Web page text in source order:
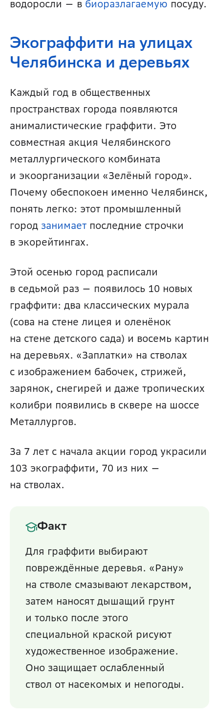
водоросли — в биоразлагаемую
Экограффити на улицах
Челябинска и деревьях
Каждый год в общественных
пространствах города появляются
анималистические граффити. Это
совместная акция Челябинского
металлургического комбината
и экоорганизации «Зелёный город».
Почему обеспокоен именно Челябинск,
понять легко: этот промышленный
город занимает последние строчки
в экорейтингах.
Этой осенью город расписали
в седьмой раз — появилось 10 новых
граффити: два классических мурала
(сова на стене лицея и оленёнок
на стене детского сада) и восемь картин
на деревьях. «Заплатки» на стволах
с изображением бабочек, стрижей,
зарянок, снегирей и даже тропических
колибри появились в сквере на шоссе
Металлургов.
За 7 лет с начала акции город украсили
103 экограффити, 70 из них —
на стволах.
Факт
Для граффити выбирают
повреждённые деревья. «Рану»
на стволе смазывают лекарством,
затем наносят дышащий грунт
и только после этого
специальной краской рисуют
художественное изображение.
Оно защищает ослабленный
ствол от насекомых и непогоды.